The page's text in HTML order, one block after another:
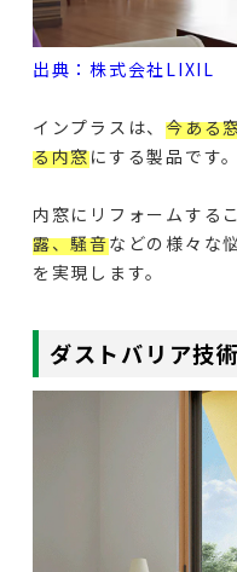
出典：株式会社LIXIL
インプラスは、今ある
る内窓にする製品です。
内窓にリフォームする
露、騒音などの様々な
を実現します。
ダストバリア技